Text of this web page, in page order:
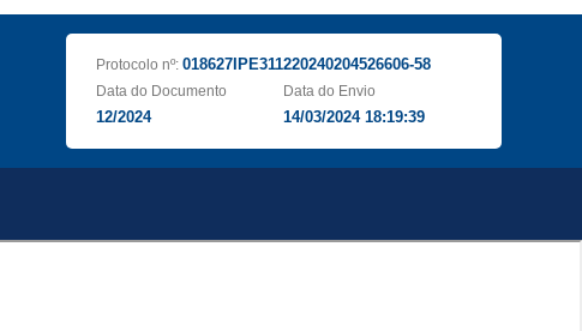
Protocolo nº: 018627IPE311220240204526606-58
Data do Documento
12/2024
Data do Envio
14/03/2024 18:19:39